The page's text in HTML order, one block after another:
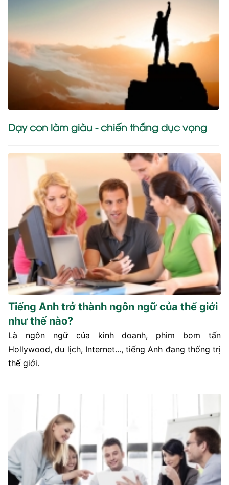
Dạy con làm giàu - chiến thắng dục vọng
Tiếng Anh trở thành ngôn ngữ của thế giới
như thế nào?
Là ngôn ngữ của kinh doanh, phim bom tấn
Hollywood, du lịch, Internet..., tiếng Anh đang thống trị
thế giới.